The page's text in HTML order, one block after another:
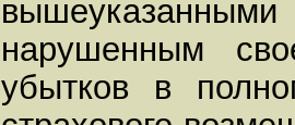
нарушенным
убытков в